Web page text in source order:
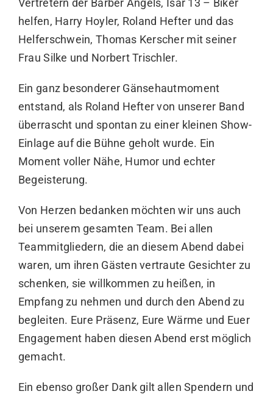
helfen, Harry Hoyler, Roland Hefter und das
Helferschwein, Thomas Kerscher mit seiner
Frau Silke und Norbert Trischler.
Ein ganz besonderer Gänsehautmoment
entstand, als Roland Hefter von unserer Band
überrascht und spontan zu einer kleinen Show-
Einlage auf die Bühne geholt wurde. Ein
Moment voller Nähe, Humor und echter
Begeisterung.
Von Herzen bedanken möchten wir uns auch
bei unserem gesamten Team. Bei allen
Teammitgliedern, die an diesem Abend dabei
waren, um ihren Gästen vertraute Gesichter zu
schenken, sie willkommen zu heißen, in
Empfang zu nehmen und durch den Abend zu
begleiten. Eure Präsenz, Eure Wärme und Euer
Engagement haben diesen Abend erst möglich
gemacht.
Ein ebenso großer Dank gilt allen Spendern und